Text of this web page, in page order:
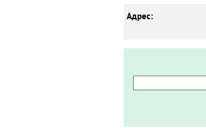
Адрес: